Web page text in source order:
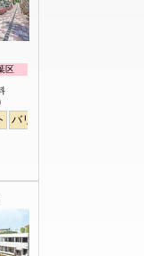
区
バリアフリー